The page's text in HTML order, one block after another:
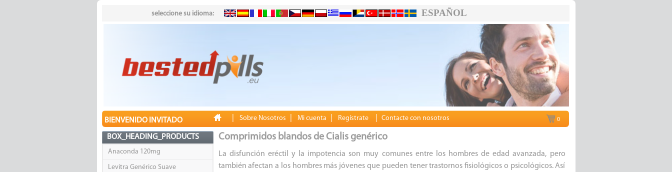
seleccione su idioma: ESPAÑOL
BIENVENIDO INVITADO Sobre Nosotros Mi cuenta Regístrate Contacte con nosotros 0
BOX_HEADING_PRODUCTS
Anaconda 120mg
Levitra Genérico Suave
Comprimidos blandos de Cialis genérico
La disfunción eréctil y la impotencia son muy comunes entre los hombres de edad avanzada, pero
también afectan a los hombres más jóvenes que pueden tener trastornos fisiológicos o psicológicos. Así